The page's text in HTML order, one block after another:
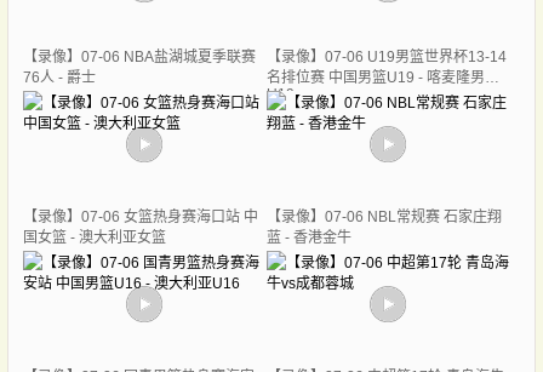
【录像】07-06 NBA盐湖城夏季联赛
76人 - 爵士
【录像】07-06 U19男篮世界杯13-14
名排位赛 中国男篮U19 - 喀麦隆男篮
U19
【录像】07-06 女篮热身赛海口站 中
国女篮 - 澳大利亚女篮
【录像】07-06 NBL常规赛 石家庄翔
蓝 - 香港金牛